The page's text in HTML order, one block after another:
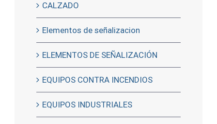
CALZADO
Elementos de señalizacion
ELEMENTOS DE SEÑALIZACIÓN
EQUIPOS CONTRA INCENDIOS
EQUIPOS INDUSTRIALES